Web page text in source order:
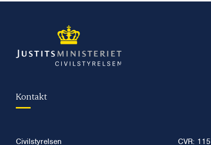
Kontakt
Civilstyrelsen CVR: